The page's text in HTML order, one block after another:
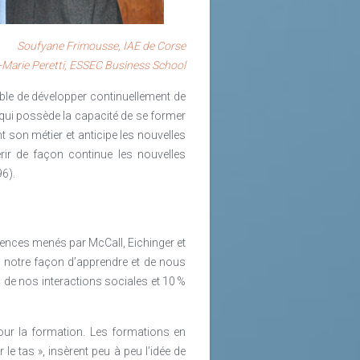
à un chômage négatif
une croissance d’autour
venir. En même temps, malgré une
à celui de la France ou
cost - sans être le moins cher, le
: les compétences linguistiques,
et de s’adapter à un
techniques. L’enjeu – une
s’est posée de savoir comment
attendu de cet investissement ?
collaborateurs dans le monde
Soufyane Frimousse, IAE de Corse
Peretti, ESSEC Business School
de développer continuellement de
possède la capacité de se former
son métier et anticipe les nouvelles
de façon continue les nouvelles
menés par McCall, Eichinger et
façon d’apprendre et de nous
nos interactions sociales et 10 %
la formation. Les formations en
tas », insèrent peu à peu l’idée de